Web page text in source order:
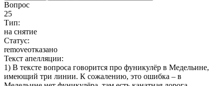
Вопрос
25
Тип:
на снятие
Статус:
removeотказано
Текст апелляции:
1) В тексте вопроса говорится про фуникулёр в Медельине,
имеющий три линии. К сожалению, это ошибка – в